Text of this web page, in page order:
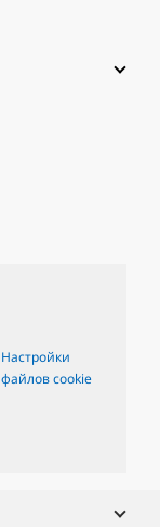
Настройки
файлов cookie